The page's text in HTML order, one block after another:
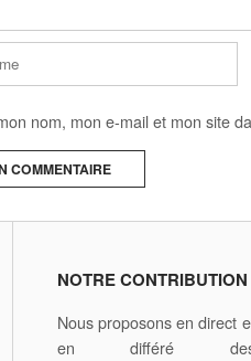
nom, mon e-mail et mon site
NOTRE CONTRIBUTION
Nous proposons en direct
en différé